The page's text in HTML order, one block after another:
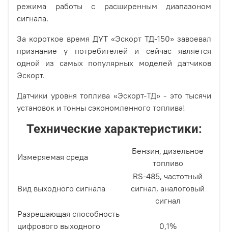
режима работы с расширенным диапазоном
сигнала.
За короткое время ДУТ «Эскорт ТД-150» завоевал
признание у потребителей и сейчас является
одной из самых популярных моделей датчиков
Эскорт.
Датчики уровня топлива «Эскорт-ТД» - это тысячи
установок и тонны сэкономленного топлива!
Технические характеристики:
Измеряемая среда
Бензин, дизельное
топливо
Вид выходного сигнала
RS-485, частотный
сигнал, аналоговый
сигнал
Разрешающая способность
цифрового выходного
0,1%